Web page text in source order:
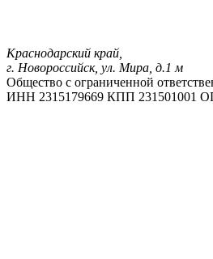
Краснодарский край,
г. Новороссийск, ул. Мира, д.1 м
Общество с ограниченной
ИНН 2315179669 КПП 231501001